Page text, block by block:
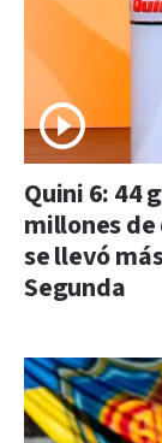
Quini 6: 44
millones de
se llevó
Segunda